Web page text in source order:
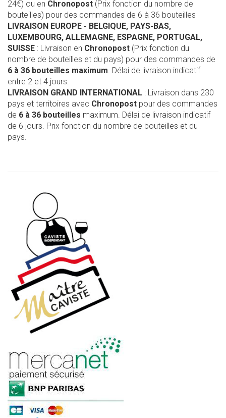
24€) ou en Chronopost (Prix fonction du nombre de
bouteilles) pour des commandes de 6 à 36 bouteilles
LIVRAISON EUROPE - BELGIQUE, PAYS-BAS,
LUXEMBOURG, ALLEMAGNE, ESPAGNE, PORTUGAL,
SUISSE : Livraison en Chronopost (Prix fonction du
nombre de bouteilles et du pays) pour des commandes de
6 à 36 bouteilles maximum. Délai de livraison indicatif
entre 2 et 4 jours.
LIVRAISON GRAND INTERNATIONAL : Livraison dans 230
pays et territoires avec Chronopost pour des commandes
de 6 à 36 bouteilles maximum. Délai de livraison indicatif
de 6 jours. Prix fonction du nombre de bouteilles et du
pays.